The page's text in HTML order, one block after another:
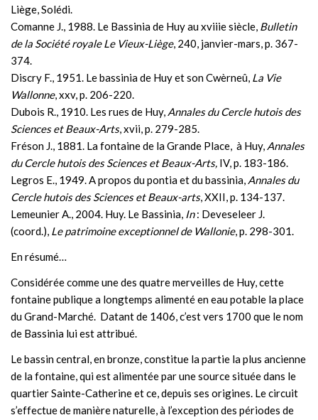
Liège, Solédi.
Comanne J., 1988. Le Bassinia de Huy au xviiie siècle, Bulletin
de la Société royale Le Vieux-Liège, 240, janvier-mars, p. 367-
374.
Discry F., 1951. Le bassinia de Huy et son Cwèrneû, La Vie
Wallonne, xxv, p. 206-220.
Dubois R., 1910. Les rues de Huy, Annales du Cercle hutois des
Sciences et Beaux-Arts, xvii, p. 279-285.
Fréson J., 1881. La fontaine de la Grande Place, à Huy, Annales
du Cercle hutois des Sciences et Beaux-Arts, IV, p. 183-186.
Legros E., 1949. A propos du pontia et du bassinia, Annales du
Cercle hutois des Sciences et Beaux-arts, XXII, p. 134-137.
Lemeunier A., 2004. Huy. Le Bassinia, In: Deveseleer J.
(coord.), Le patrimoine exceptionnel de Wallonie, p. 298-301.
En résumé…
Considérée comme une des quatre merveilles de Huy, cette
fontaine publique a longtemps alimenté en eau potable la place
du Grand-Marché. Datant de 1406, c’est vers 1700 que le nom
de Bassinia lui est attribué.
Le bassin central, en bronze, constitue la partie la plus ancienne
de la fontaine, qui est alimentée par une source située dans le
quartier Sainte-Catherine et ce, depuis ses origines. Le circuit
s’effectue de manière naturelle, à l’exception des périodes de